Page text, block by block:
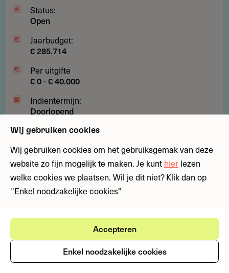
gebiedStatus:
Open
Jaarbudget:
€ 285.714
Per uitgifte
€ 0 - € 40.000
Indientermijn:
Doorlopend
Laatst geverifieerd:
Subsidies Fondsen Kunst, cultuur en media
Subsidie
€
voor
voor kunstenaars naar Mexico
Wil je als beeldend kunstenaar je internationale
netwerk uitbreiden in Latijns-Amerika? Deze subsidie
biedt een voucher voor een begeleid bezoek aan een
Wij gebruiken cookies
Wij gebruiken cookies om het gebruiksgemak van deze
website zo fijn mogelijk te maken. Je kunt hier lezen
welke cookies we plaatsen. Wil je dit niet? Klik dan op
''Enkel noodzakelijke cookies"
Accepteren
Enkel noodzakelijke cookies